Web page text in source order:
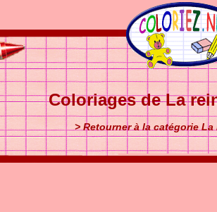
Coloriages de La
> Retourner à la catégorie